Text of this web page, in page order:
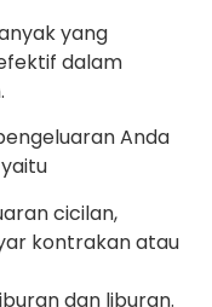
yang
dalam
Anda
cicilan,
kontrakan atau
dan liburan.